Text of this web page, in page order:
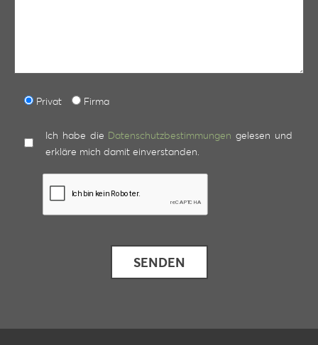
Privat Firma
Ich habe die Datenschutzbestimmungen gelesen und
erkläre mich damit einverstanden.